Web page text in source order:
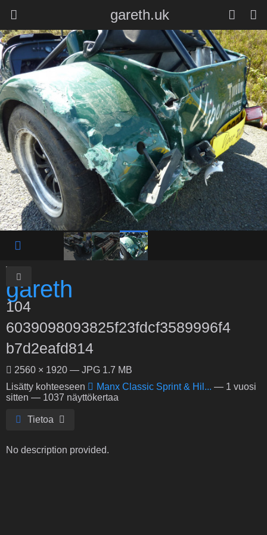
gareth.uk
104
6039098093825f23fdcf3589996f4
b7d2eafd814
2560 × 1920 — JPG 1.7 MB
Lisätty kohteeseen
Manx Classic Sprint & Hil... — 1 vuosi
sitten — 1037 näyttökertaa
Tietoa
No description provided.